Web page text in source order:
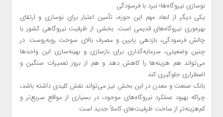
نوسازی نیروگاه‌ها؛ نبرد با فرسودگی
یکی دیگر از ابعاد مهم این حوزه، تأمین اعتبار برای نوسازی و ارتقای
بهره‌وری نیروگاه‌های قدیمی است. بخشی از ظرفیت نیروگاهی کشور با
چالش فرسودگی، بازدهی پایین و مصرف بالای سوخت روبه‌روست. در
چنین وضعیتی، سرمایه‌گذاری برای بازسازی و بهینه‌سازی این واحدها
می‌تواند هم هزینه‌ها را کاهش دهد و هم از بروز تعمیرات سنگین و
اضطراری جلوگیری کند.
بانک صنعت و معدن در این بخش نیز می‌تواند نقش کلیدی داشته باشد،
چراکه بهبود عملکرد نیروگاه‌های موجود، در بسیاری از مواقع سریع‌تر و
کم‌هزینه‌تر از ساخت ظرفیت‌های کاملاً جدید است.